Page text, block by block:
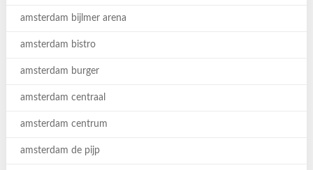
amsterdam bijlmer arena
amsterdam bistro
amsterdam burger
amsterdam centraal
amsterdam centrum
amsterdam de pijp